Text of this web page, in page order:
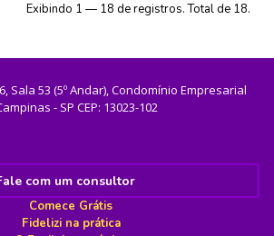
Exibindo 1 — 18 de registros. Total de 18.
Sala 53 (5º Andar), Condomínio Empresarial
- SP CEP: 13023-102
com um consultor
Comece Grátis
Fidelizi na prática